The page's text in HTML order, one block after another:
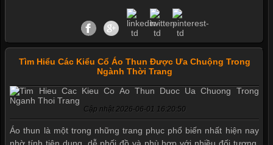
Tìm Hiểu Các Kiểu Cổ Áo Thun Được Ưa Chuộng Trong
Ngành Thời Trang
Cập nhật 2026-06-01 16:20:50
Áo thun là một trong những trang phục phổ biến nhất hiện nay
Mẫu quần short quần lót nam nữ hè thu 2017
Thị hiều quần lót nam bơi lội nam và nữ 2017
Xu hướng thời trang trẻ và quần lót nam giá sỉ